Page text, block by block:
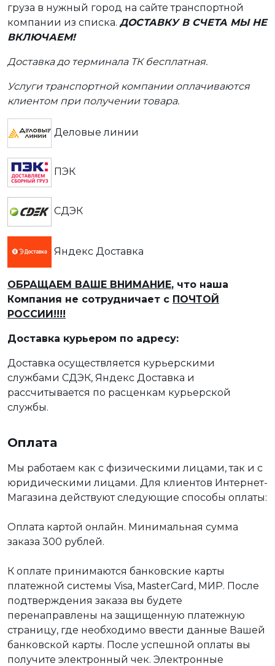
груза в нужный город на сайте транспортной
компании из списка. ДОСТАВКУ В СЧЕТА МЫ НЕ
ВКЛЮЧАЕМ!
Доставка до терминала ТК бесплатная.
Услуги транспортной компании оплачиваются
клиентом при получении товара.
Деловые линии
ПЭК
СДЭК
Яндекс Доставка
ОБРАЩАЕМ ВАШЕ ВНИМАНИЕ, что наша
Компания не сотрудничает с ПОЧТОЙ
РОССИИ!!!!
Доставка курьером по адресу:
Доставка осуществляется курьерскими
службами СДЭК, Яндекс Доставка и
рассчитывается по расценкам курьерской
службы.
Оплата
Мы работаем как с физическими лицами, так и с
юридическими лицами. Для клиентов Интернет-
Магазина действуют следующие способы оплаты:
Оплата картой онлайн. Минимальная сумма
заказа 300 рублей.
К оплате принимаются банковские карты
платежной системы Visa, MasterCard, МИР. После
подтверждения заказа вы будете
перенаправлены на защищенную платежную
страницу, где необходимо ввести данные Вашей
банковской карты. После успешной оплаты вы
получите электронный чек. Электронные